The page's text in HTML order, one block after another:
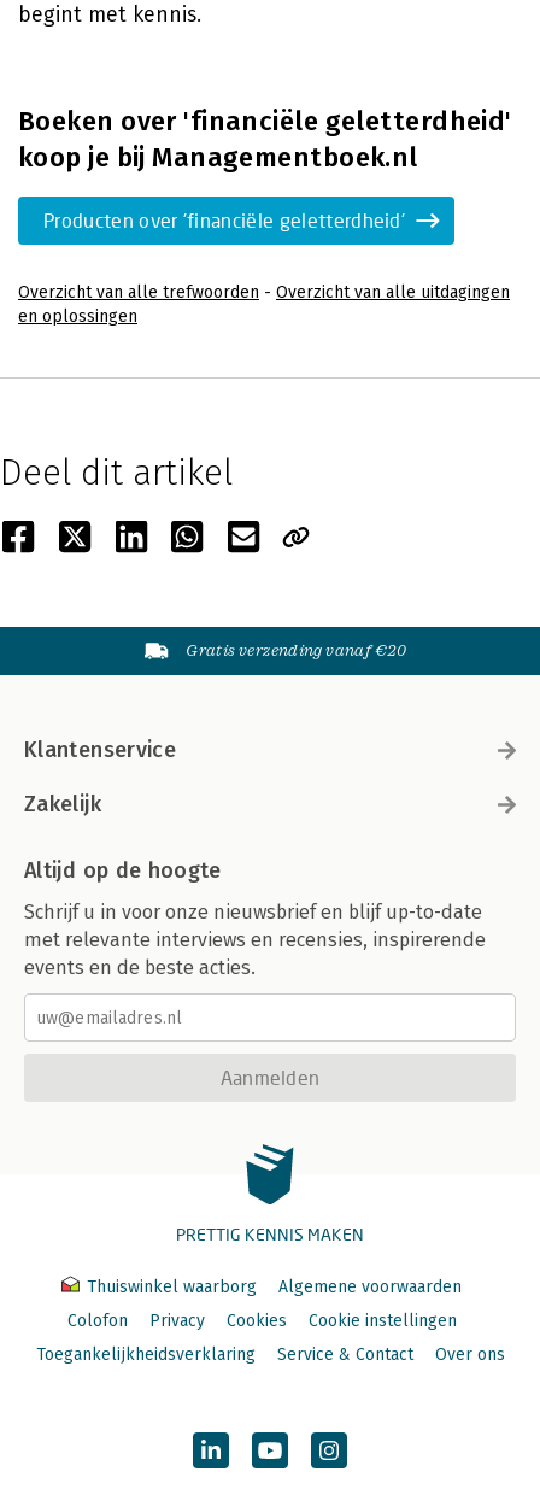
begint met kennis.
Boeken over 'financiële geletterdheid'
koop je bij Managementboek.nl
Producten over 'financiële geletterdheid'
Overzicht van alle trefwoorden - Overzicht van alle uitdagingen
en oplossingen
Deel dit artikel
Gratis verzending vanaf €20
Klantenservice
Zakelijk
Altijd op de hoogte
Schrijf u in voor onze nieuwsbrief en blijf up-to-date
met relevante interviews en recensies, inspirerende
events en de beste acties.
Aanmelden
PRETTIG KENNIS MAKEN
Thuiswinkel waarborg
Algemene voorwaarden
Colofon
Privacy Cookies
Cookie instellingen
Toegankelijkheidsverklaring
Service & Contact Over ons